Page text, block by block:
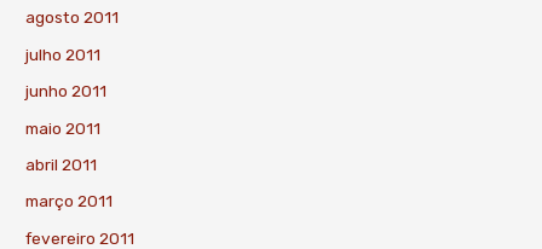
agosto 2011
julho 2011
junho 2011
maio 2011
abril 2011
março 2011
fevereiro 2011